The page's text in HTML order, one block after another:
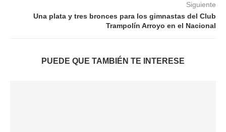
Siguiente
Una plata y tres bronces para los gimnastas del Club
Trampolín Arroyo en el Nacional
PUEDE QUE TAMBIÉN TE INTERESE